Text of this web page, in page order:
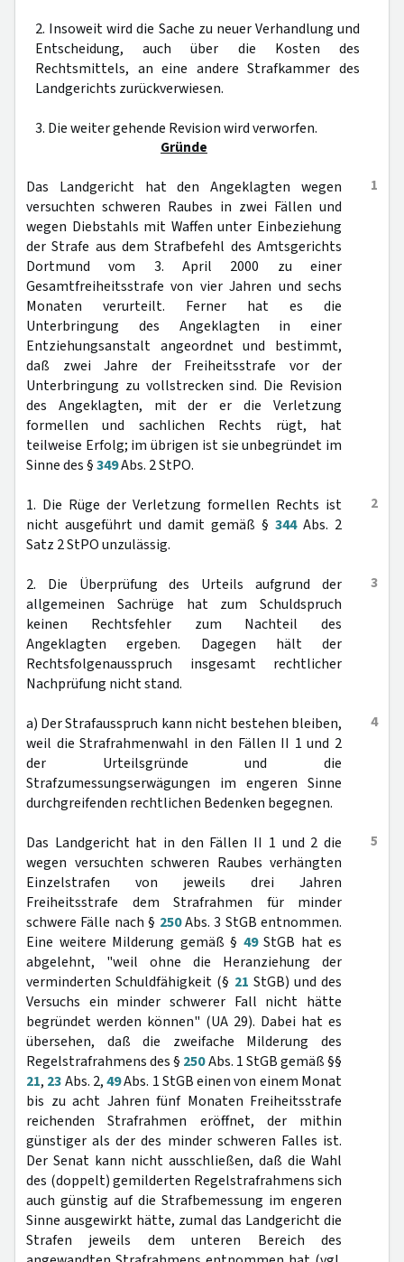
2. Insoweit wird die Sache zu neuer Verhandlung und
Entscheidung, auch über die Kosten des
Rechtsmittels, an eine andere Strafkammer des
Landgerichts zurückverwiesen.
3. Die weiter gehende Revision wird verworfen.
Gründe
1
Das Landgericht hat den Angeklagten wegen
versuchten schweren Raubes in zwei Fällen und
wegen Diebstahls mit Waffen unter Einbeziehung
der Strafe aus dem Strafbefehl des Amtsgerichts
Dortmund vom 3. April 2000 zu einer
Gesamtfreiheitsstrafe von vier Jahren und sechs
Monaten verurteilt. Ferner hat es die
Unterbringung des Angeklagten in einer
Entziehungsanstalt angeordnet und bestimmt,
daß zwei Jahre der Freiheitsstrafe vor der
Unterbringung zu vollstrecken sind. Die Revision
des Angeklagten, mit der er die Verletzung
formellen und sachlichen Rechts rügt, hat
teilweise Erfolg; im übrigen ist sie unbegründet im
Sinne des §349Abs. 2 StPO.
2
1. Die Rüge der Verletzung formellen Rechts ist
nicht ausgeführt und damit gemäß § 344Abs. 2
Satz 2 StPO unzulässig.
3
2. Die Überprüfung des Urteils aufgrund der
allgemeinen Sachrüge hat zum Schuldspruch
keinen Rechtsfehler zum Nachteil des
Angeklagten ergeben. Dagegen hält der
Rechtsfolgenausspruch insgesamt rechtlicher
Nachprüfung nicht stand.
4
a) Der Strafausspruch kann nicht bestehen bleiben,
weil die Strafrahmenwahl in den Fällen II 1 und 2
der Urteilsgründe und die
Strafzumessungserwägungen im engeren Sinne
durchgreifenden rechtlichen Bedenken begegnen.
5
Das Landgericht hat in den Fällen II 1 und 2 die
wegen versuchten schweren Raubes verhängten
Einzelstrafen von jeweils drei Jahren
Freiheitsstrafe dem Strafrahmen für minder
schwere Fälle nach § 250Abs. 3 StGB entnommen.
Eine weitere Milderung gemäß § 49StGB hat es
abgelehnt, "weil ohne die Heranziehung der
verminderten Schuldfähigkeit (§ 21 StGB) und des
Versuchs ein minder schwerer Fall nicht hätte
begründet werden können" (UA 29). Dabei hat es
übersehen, daß die zweifache Milderung des
Regelstrafrahmens des § 250Abs. 1 StGB gemäß §§
21, 23Abs. 2,49Abs. 1 StGB einen von einem Monat
bis zu acht Jahren fünf Monaten Freiheitsstrafe
reichenden Strafrahmen eröffnet, der mithin
günstiger als der des minder schweren Falles ist.
Der Senat kann nicht ausschließen, daß die Wahl
des (doppelt) gemilderten Regelstrafrahmens sich
auch günstig auf die Strafbemessung im engeren
Sinne ausgewirkt hätte, zumal das Landgericht die
Strafen jeweils dem unteren Bereich des